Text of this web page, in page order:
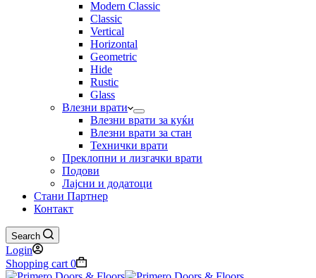
Modern Classic
Classic
Vertical
Horizontal
Geometric
Hide
Rustic
Glass
Влезни врати
Влезни врати за куќи
Влезни врати за стан
Технички врати
Преклопни и лизгачки врати
Подови
Лајсни и додатоци
Стани Партнер
Контакт
Search
Login
Shopping cart 0